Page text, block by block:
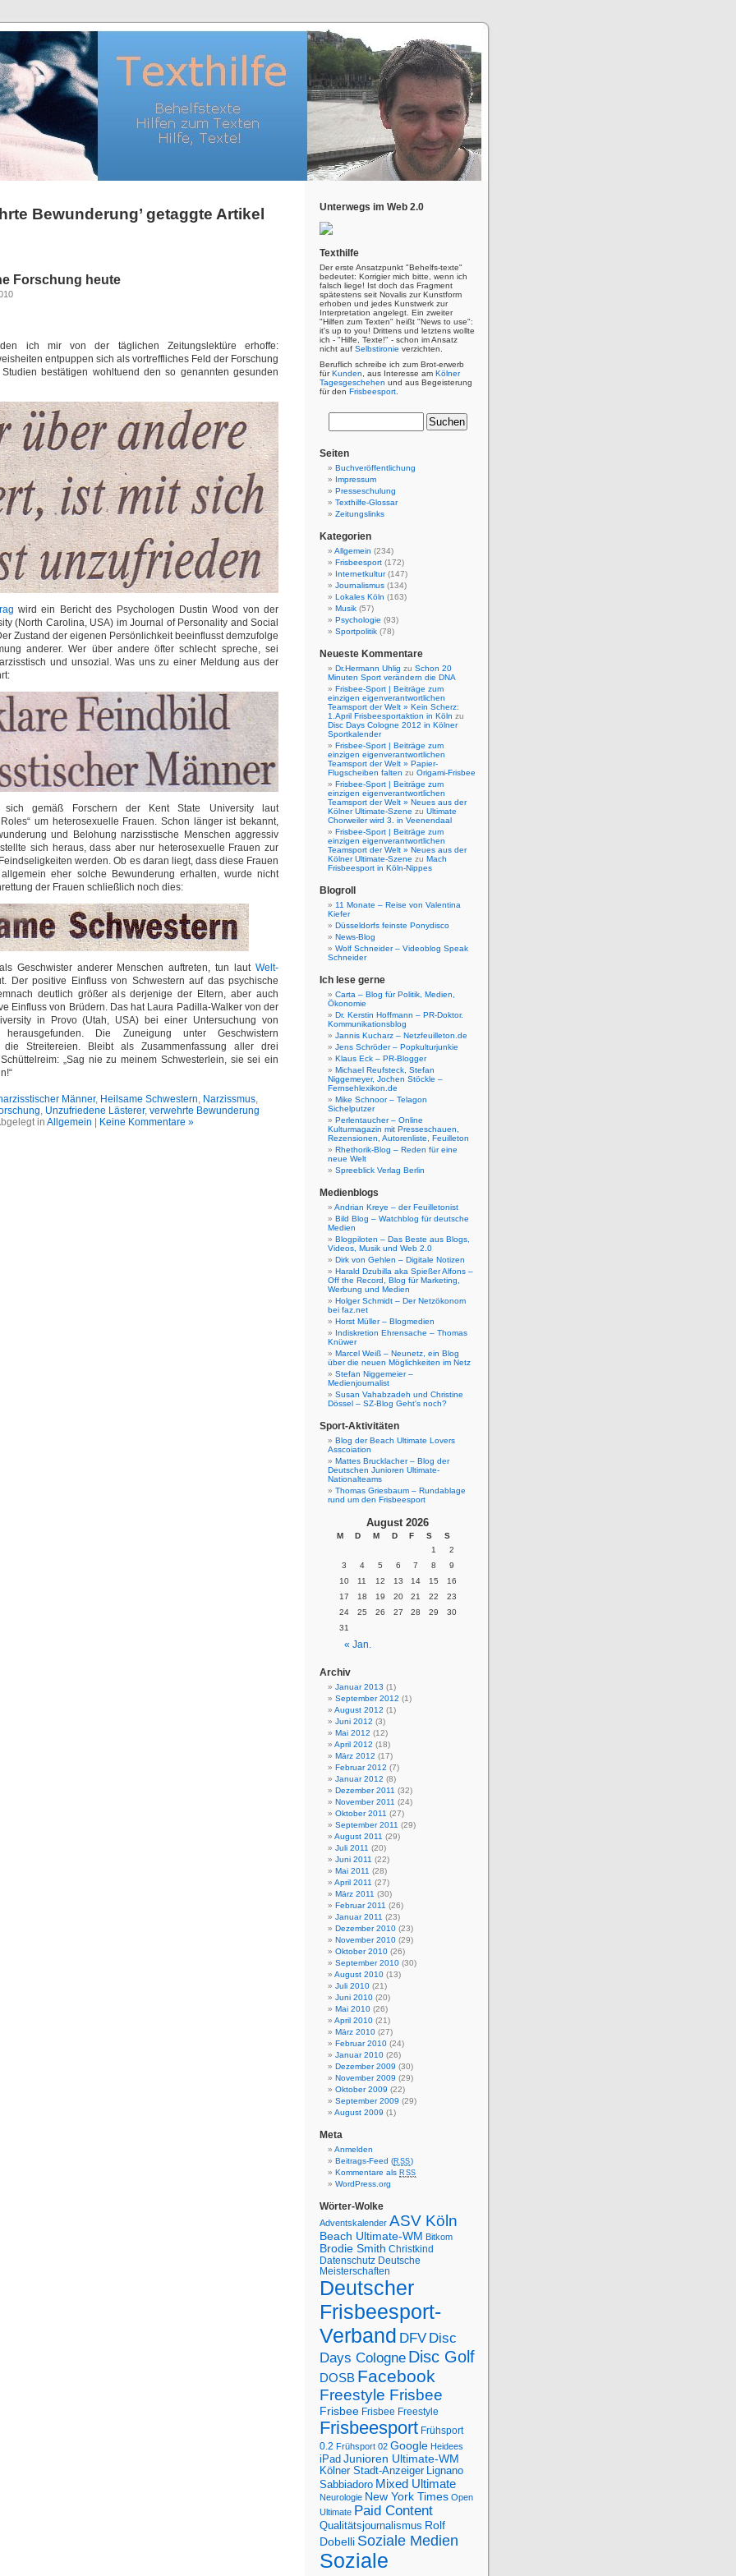
Bewunderung’ getaggte Artikel
Forschung heute
den ich mir von der täglichen Zeitungslektüre erhoffe:
entpuppen sich als vortreffliches Feld der Forschung
bestätigen wohltuend den so genannten gesunden
wird ein Bericht des Psychologen Dustin Wood von der
(North Carolina, USA) im Journal of Personality and Social
Zustand der eigenen Persönlichkeit beeinflusst demzufolge
anderer. Wer über andere öfter schlecht spreche, sei
und unsozial. Was uns zu einer Meldung aus der
gemäß Forschern der Kent State University laut
Roles“ um heterosexuelle Frauen. Schon länger ist bekannt,
und Belohung narzisstische Menschen aggressiv
sich heraus, dass aber nur heterosexuelle Frauen zur
werden. Ob es daran liegt, dass diese Frauen
eher solche Bewunderung erhalten, wurde nicht
der Frauen schließlich noch dies:
Geschwister anderer Menschen auftreten, tun laut Welt-
Der positive Einfluss von Schwestern auf das psychische
deutlich größer als derjenige der Eltern, aber auch
Einfluss von Brüdern. Das hat Laura Padilla-Walker von der
in Provo (Utah, USA) bei einer Untersuchung von
herausgefunden. Die Zuneigung unter Geschwistern
die Streitereien. Bleibt als Zusammenfassung aller drei
„Sag nie zu meinem Schwesterlein, sie sei ein
Männer, Heilsame Schwestern, Narzissmus,
, Unzufriedene Lästerer, verwehrte Bewunderung
in Allgemein Keine Kommentare »
Unterwegs im Web 2.0
Texthilfe
Der erste Ansatzpunkt "Behelfs-texte"
bedeutet: Korrigier mich bitte, wenn ich
falsch liege! Ist doch das Fragment
spätestens seit Novalis zur Kunstform
erhoben und jedes Kunstwerk zur
Interpretation angelegt. Ein zweiter
"Hilfen zum Texten" heißt "News to use":
it's up to you! Drittens und letztens wollte
ich - "Hilfe, Texte!" - schon im Ansatz
nicht auf Selbstironie verzichten.
Beruflich schreibe ich zum Brot-erwerb
fürKunden , aus Interesse am Kölner
Tagesgeschehen und aus Begeisterung
für den Frisbeesport
Seiten
Buchveröffentlichung
Impressum
Presseschulung
Texthilfe-Glossar
Zeitungslinks
Kategorien
Allgemein (234)
Frisbeesport (172)
Internetkultur(147)
Journalismus (134)
Lokales Köln (163)
Musik (57)
Psychologie (93)
Sportpolitik (78)
Neueste Kommentare
Dr.Hermann Uhlig zu Schon 20
Minuten Sport verändern die DNA
Frisbee-Sport | Beiträge zum
einzigen eigenverantwortlichen
Teamsport der Welt » Kein Scherz:
1.April Frisbeesportaktion in Köln zu
Disc Days Cologne 2012 in Kölner
Sportkalender
Frisbee-Sport | Beiträge zum
einzigen eigenverantwortlichen
Teamsport der Welt » Papier-
Flugscheiben falten zu Origami-Frisbee
Frisbee-Sport | Beiträge zum
einzigen eigenverantwortlichen
Teamsport der Welt » Neues aus der
Kölner Ultimate-Szene zu Ultimate
Chorweiler wird 3. in Veenendaal
Frisbee-Sport | Beiträge zum
einzigen eigenverantwortlichen
Teamsport der Welt » Neues aus der
Kölner Ultimate-Szene zu Mach
Frisbeesport in Köln-Nippes
Blogroll
11 Monate – Reise von Valentina
Kiefer
Düsseldorfs feinste Ponydisco
News-Blog
Wolf Schneider – Videoblog Speak
Schneider
Ich lese gerne
Carta – Blog für Politik, Medien,
Ökonomie
Dr. Kerstin Hoffmann – PR-Doktor.
Kommunikationsblog
Jannis Kucharz – Netzfeuilleton.de
Jens Schröder – Popkulturjunkie
Klaus Eck – PR-Blogger
Michael Reufsteck, Stefan
Niggemeyer, Jochen Stöckle –
Fernsehlexikon.de
Mike Schnoor – Telagon
Sichelputzer
Perlentaucher – Online
Kulturmagazin mit Presseschauen,
Rezensionen, Autorenliste, Feuilleton
Rhethorik-Blog – Reden für eine
neue Welt
Spreeblick Verlag Berlin
Medienblogs
Andrian Kreye – der Feuilletonist
Bild Blog – Watchblog für deutsche
Medien
Blogpiloten – Das Beste aus Blogs,
Videos, Musik und Web 2.0
Dirk von Gehlen – Digitale Notizen
Harald Dzubilla aka Spießer Alfons –
Off the Record, Blog für Marketing,
Werbung und Medien
Holger Schmidt – Der Netzökonom
bei faz.net
Horst Müller – Blogmedien
Indiskretion Ehrensache – Thomas
Knüwer
Marcel Weiß – Neunetz, ein Blog
über die neuen Möglichkeiten im Netz
Stefan Niggemeier –
Medienjournalist
Susan Vahabzadeh und Christine
Dössel – SZ-Blog Geht's noch?
Sport-Aktivitäten
Blog der Beach Ultimate Lovers
Asscoiation
Mattes Brucklacher – Blog der
Deutschen Junioren Ultimate-
Nationalteams
Thomas Griesbaum – Rundablage
rund um den Frisbeesport
August 2026
M D M D F S S
« Jan.
1
2
3
4 5 6 7 8
9
10
11 12 13 14 15
16
17
18 19 20 21 22
23
24
25 26 27 28 29
30
31
Archiv
Januar 2013 (1)
September 2012 (1)
August 2012 (1)
Juni 2012 (3)
Mai 2012 (12)
April 2012 (18)
März 2012 (17)
Februar 2012 (7)
Januar 2012 (8)
Dezember 2011 (32)
November 2011 (24)
Oktober 2011 (27)
September 2011 (29)
August 2011 (29)
Juli 2011 (20)
Juni 2011 (22)
Mai 2011 (28)
April 2011 (27)
März 2011 (30)
Februar 2011 (26)
Januar 2011 (23)
Dezember 2010 (23)
November 2010 (29)
Oktober 2010 (26)
September 2010 (30)
August 2010 (13)
Juli 2010 (21)
Juni 2010 (20)
Mai 2010 (26)
April 2010 (21)
März 2010 (27)
Februar 2010 (24)
Januar 2010 (26)
Dezember 2009 (30)
November 2009 (29)
Oktober 2009 (22)
September 2009 (29)
August 2009 (1)
Meta
Anmelden
Beitrags-Feed (RSS)
Kommentare als RSS
WordPress.org
Wörter-Wolke
Adventskalender ASV Köln
Beach Ultimate-WM Bitkom
Brodie Smith Christkind
Datenschutz Deutsche
Meisterschaften
Deutscher
Frisbeesport-
Verband DFV Disc
Days Cologne Disc Golf
DOSB Facebook
Freestyle Frisbee
Frisbee Frisbee Freestyle
Frisbeesport Frühsport
0.2 Frühsport 02 Google Heidees
iPad Junioren Ultimate-WM
Kölner Stadt-Anzeiger Lignano
Sabbiadoro Mixed Ultimate
Neurologie New York Times Open
Ultimate Paid Content
Qualitätsjournalismus Rolf
Dobelli Soziale Medien
Soziale